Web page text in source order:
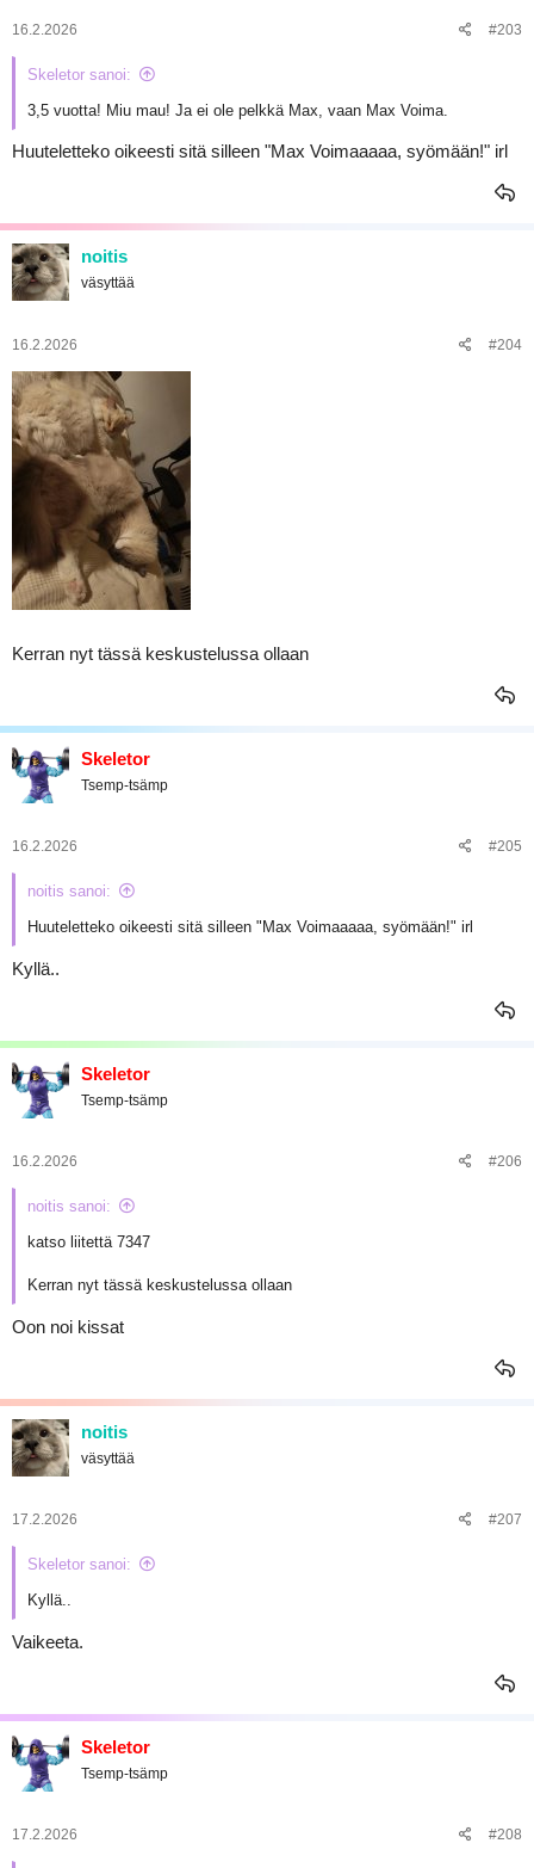
16.2.2026 #203
Skeletor sanoi:
3,5 vuotta! Miu mau! Ja ei ole pelkkä Max, vaan Max Voima.
Huuteletteko oikeesti sitä silleen "Max Voimaaaaa, syömään!" irl
noitis
väsyttää
16.2.2026 #204
Kerran nyt tässä keskustelussa ollaan
Skeletor
Tsemp-tsämp
16.2.2026 #205
noitis sanoi:
Huuteletteko oikeesti sitä silleen "Max Voimaaaaa, syömään!" irl
Kyllä..
Skeletor
Tsemp-tsämp
16.2.2026 #206
noitis sanoi:
katso liitettä 7347
Kerran nyt tässä keskustelussa ollaan
Oon noi kissat
noitis
väsyttää
17.2.2026 #207
Skeletor sanoi:
Kyllä..
Vaikeeta.
Skeletor
Tsemp-tsämp
17.2.2026 #208